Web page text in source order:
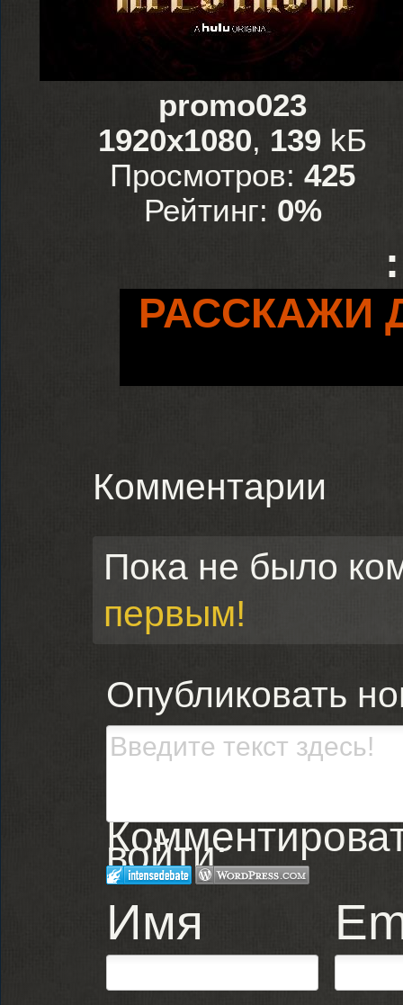
promo023
1920x1080, 139 kБ
Просмотров: 425
Рейтинг: 0%
РАССКАЖИ
Комментарии
Пока не было
первым!
Опубликовать
войти:
Имя